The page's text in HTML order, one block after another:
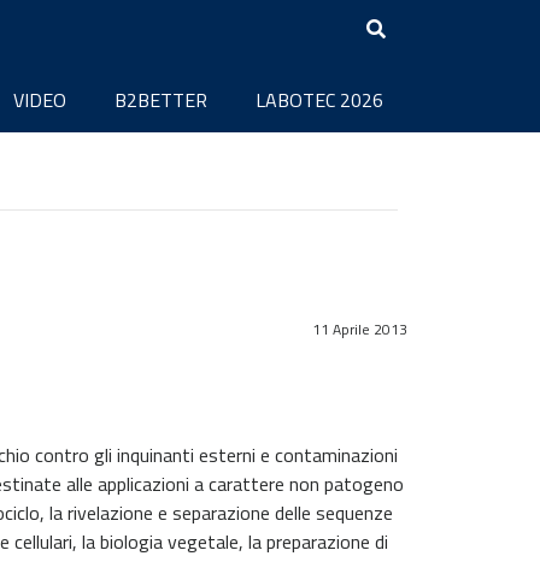
VIDEO B2BETTER LABOTEC 2026
11 Aprile 2013
contro gli inquinanti esterni e contaminazioni
alle applicazioni a carattere non patogeno
la rivelazione e separazione delle sequenze
la biologia vegetale, la preparazione di